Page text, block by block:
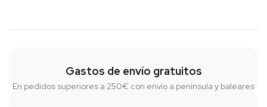
Gastos de envío gratuitos
En pedidos superiores a 250€ con envío a península y baleares